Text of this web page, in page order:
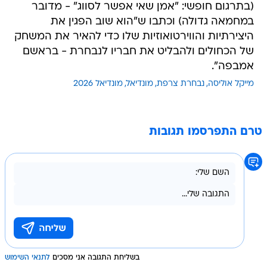
(בתרגום חופשי: "אמן שאי אפשר לסווג" - מדובר
במחמאה גדולה) וכתבו ש"הוא שוב הפגין את
היצירתיות והווירטואוזיות שלו כדי להאיר את המשחק
של הכחולים ולהבליט את חבריו לנבחרת - בראשם
אמבפה".
מייקל אוליסה נבחרת צרפת מונדיאל מונדיאל 2026
טרם התפרסמו תגובות
בשליחת התגובה אני מסכים לתנאי השימוש